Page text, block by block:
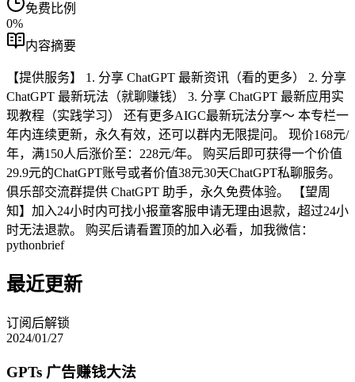
免费比例
0%
内容摘要
【提供服务】 1. 分享 ChatGPT 最新资讯（看的更多） 2. 分享
ChatGPT 最新玩法（就聊赚钱） 3. 分享 ChatGPT 最新应用实
现教程（实践学习） 还有更多AIGC最新玩法分享～ 本专栏一
年内连续更新，永久有效，还可以群内无限提问。 现价168元/
年，满150人后涨价至：228元/年。 购买后即可获得一个价值
29.9元的ChatGPT账号或者价值38元30天ChatGPT私聊服务。
俱乐部交流群提供 ChatGPT 助手，永久免费体验。 【望周
知】加入24小时内可找小报童客服申请无理由退款，超过24小
时无法退款。 购买后请看置顶的加入必看，加我微信：
pythonbrief
最近更新
订阅后解锁
2024/01/27
GPTs 广告赚钱大法